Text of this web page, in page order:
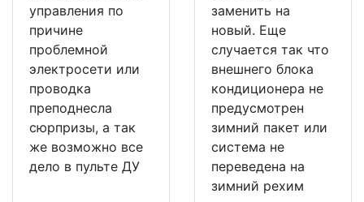
управления по
причине
проблемной
электросети или
проводка
преподнесла
сюрпризы, а так
же возможно все
дело в пульте ДУ
заменить на
новый. Еще
случается так что
внешнего блока
кондиционера не
предусмотрен
зимний пакет или
система не
переведена на
зимний рехим